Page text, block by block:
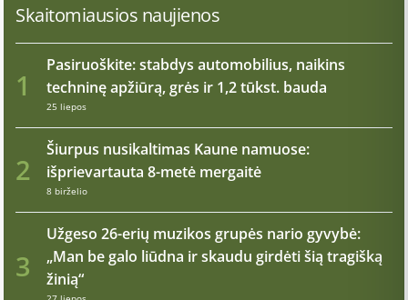
Skaitomiausios naujienos
1
Pasiruoškite: stabdys automobilius, naikins
techninę apžiūrą, grės ir 1,2 tūkst. bauda
25 liepos
2
Šiurpus nusikaltimas Kaune namuose:
išprievartauta 8-metė mergaitė
8 birželio
3
Užgeso 26-erių muzikos grupės nario gyvybė:
„Man be galo liūdna ir skaudu girdėti šią tragišką
žinią“